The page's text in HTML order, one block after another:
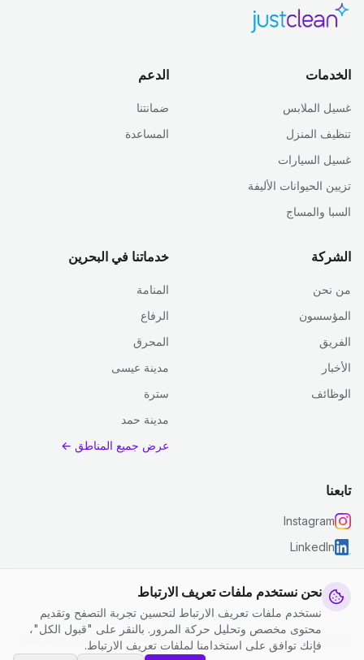
نحن نستخدم ملفات تعريف الارتباط
نستخدم ملفات تعريف الارتباط لتحسين تجربة التصفح وتقديم
محتوى مخصص وتحليل حركة المرور. بالنقر على "قبول الكل"،
فإنك توافق على استخدامنا لملفات تعريف الارتباط.
الخدمات
غسيل الملابس
تنظيف المنزل
غسيل السيارات
تزيين الحيوانات الأليفة
السبا والمساج
الدعم
ضمانتنا
المساعدة
الشركة
من نحن
المؤسسون
الفريق
الأخبار
الوظائف
خدماتنا في البحرين
المنامة
الرفاع
المحرق
مدينة عيسى
سترة
مدينة حمد
عرض جميع المناطق ←
تابعنا
Instagram
LinkedIn
© 2026 جست كلين. جميع الحقوق محفوظة.
سياسة الخصوصية
الشروط والأحكام | إعدادات ملفات تعريف الارتباط